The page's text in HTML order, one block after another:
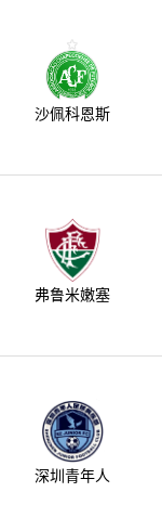
沙佩科恩斯
弗鲁米嫩塞
深圳青年人